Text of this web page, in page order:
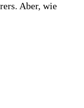
Aber, wie